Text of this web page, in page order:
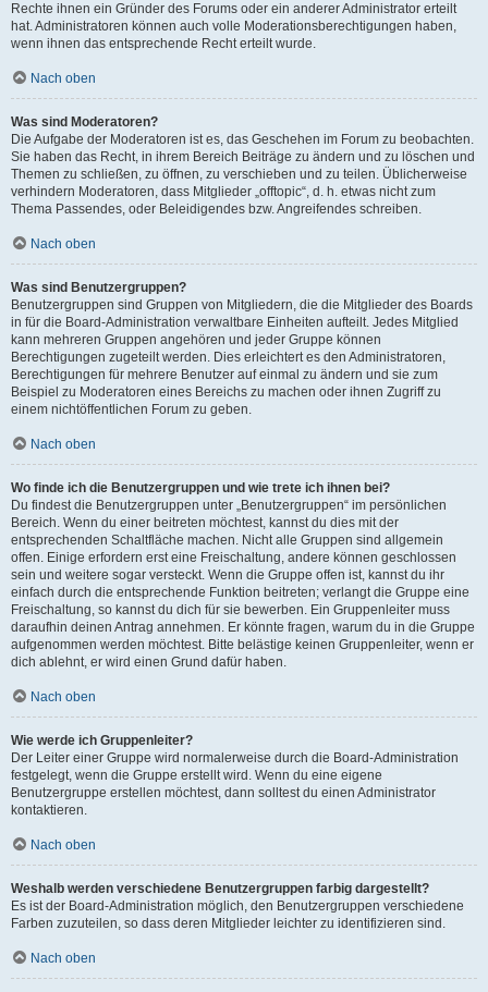
Rechte ihnen ein Gründer des Forums oder ein anderer Administrator erteilt
hat. Administratoren können auch volle Moderationsberechtigungen haben,
wenn ihnen das entsprechende Recht erteilt wurde.
Nach oben
Was sind Moderatoren?
Die Aufgabe der Moderatoren ist es, das Geschehen im Forum zu beobachten.
Sie haben das Recht, in ihrem Bereich Beiträge zu ändern und zu löschen und
Themen zu schließen, zu öffnen, zu verschieben und zu teilen. Üblicherweise
verhindern Moderatoren, dass Mitglieder „offtopic“, d. h. etwas nicht zum
Thema Passendes, oder Beleidigendes bzw. Angreifendes schreiben.
Nach oben
Was sind Benutzergruppen?
Benutzergruppen sind Gruppen von Mitgliedern, die die Mitglieder des Boards
in für die Board-Administration verwaltbare Einheiten aufteilt. Jedes Mitglied
kann mehreren Gruppen angehören und jeder Gruppe können
Berechtigungen zugeteilt werden. Dies erleichtert es den Administratoren,
Berechtigungen für mehrere Benutzer auf einmal zu ändern und sie zum
Beispiel zu Moderatoren eines Bereichs zu machen oder ihnen Zugriff zu
einem nichtöffentlichen Forum zu geben.
Nach oben
Wo finde ich die Benutzergruppen und wie trete ich ihnen bei?
Du findest die Benutzergruppen unter „Benutzergruppen“ im persönlichen
Bereich. Wenn du einer beitreten möchtest, kannst du dies mit der
entsprechenden Schaltfläche machen. Nicht alle Gruppen sind allgemein
offen. Einige erfordern erst eine Freischaltung, andere können geschlossen
sein und weitere sogar versteckt. Wenn die Gruppe offen ist, kannst du ihr
einfach durch die entsprechende Funktion beitreten; verlangt die Gruppe eine
Freischaltung, so kannst du dich für sie bewerben. Ein Gruppenleiter muss
daraufhin deinen Antrag annehmen. Er könnte fragen, warum du in die Gruppe
aufgenommen werden möchtest. Bitte belästige keinen Gruppenleiter, wenn er
dich ablehnt, er wird einen Grund dafür haben.
Nach oben
Wie werde ich Gruppenleiter?
Der Leiter einer Gruppe wird normalerweise durch die Board-Administration
festgelegt, wenn die Gruppe erstellt wird. Wenn du eine eigene
Benutzergruppe erstellen möchtest, dann solltest du einen Administrator
kontaktieren.
Nach oben
Weshalb werden verschiedene Benutzergruppen farbig dargestellt?
Es ist der Board-Administration möglich, den Benutzergruppen verschiedene
Farben zuzuteilen, so dass deren Mitglieder leichter zu identifizieren sind.
Nach oben